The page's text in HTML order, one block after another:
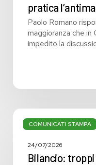
pratica
Paolo Romano
maggioranza che in
impedito la
COMUNICATI STAMPA
Bilancio:
troppi
grandi24/07/2026
Bilancio: